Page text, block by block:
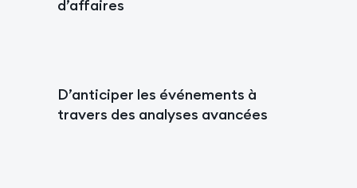
d’affaires
D’anticiper les événements à
travers des analyses avancées